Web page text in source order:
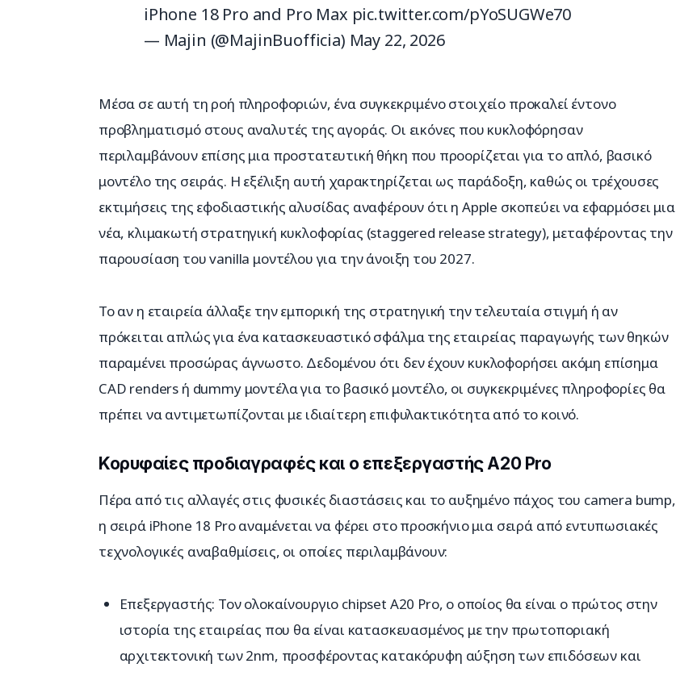
iPhone 18 Pro and Pro Max pic.twitter.com/pYoSUGWe70
— Majin (@MajinBuofficia) May 22, 2026
Μέσα σε αυτή τη ροή πληροφοριών, ένα συγκεκριμένο στοιχείο προκαλεί έντονο
προβληματισμό στους αναλυτές της αγοράς. Οι εικόνες που κυκλοφόρησαν
περιλαμβάνουν επίσης μια προστατευτική θήκη που προορίζεται για το απλό, βασικό
μοντέλο της σειράς. Η εξέλιξη αυτή χαρακτηρίζεται ως παράδοξη, καθώς οι τρέχουσες
εκτιμήσεις της εφοδιαστικής αλυσίδας αναφέρουν ότι η Apple σκοπεύει να εφαρμόσει μια
νέα, κλιμακωτή στρατηγική κυκλοφορίας (staggered release strategy), μεταφέροντας την
παρουσίαση του vanilla μοντέλου για την άνοιξη του 2027.
Το αν η εταιρεία άλλαξε την εμπορική της στρατηγική την τελευταία στιγμή ή αν
πρόκειται απλώς για ένα κατασκευαστικό σφάλμα της εταιρείας παραγωγής των θηκών
παραμένει προσώρας άγνωστο. Δεδομένου ότι δεν έχουν κυκλοφορήσει ακόμη επίσημα
CAD renders ή dummy μοντέλα για το βασικό μοντέλο, οι συγκεκριμένες πληροφορίες θα
πρέπει να αντιμετωπίζονται με ιδιαίτερη επιφυλακτικότητα από το κοινό.
Κορυφαίες προδιαγραφές και ο επεξεργαστής A20 Pro
Πέρα από τις αλλαγές στις φυσικές διαστάσεις και το αυξημένο πάχος του camera bump,
η σειρά iPhone 18 Pro αναμένεται να φέρει στο προσκήνιο μια σειρά από εντυπωσιακές
τεχνολογικές αναβαθμίσεις, οι οποίες περιλαμβάνουν:
Επεξεργαστής: Τον ολοκαίνουργιο chipset A20 Pro, ο οποίος θα είναι ο πρώτος στην
ιστορία της εταιρείας που θα είναι κατασκευασμένος με την πρωτοποριακή
αρχιτεκτονική των 2nm, προσφέροντας κατακόρυφη αύξηση των επιδόσεων και